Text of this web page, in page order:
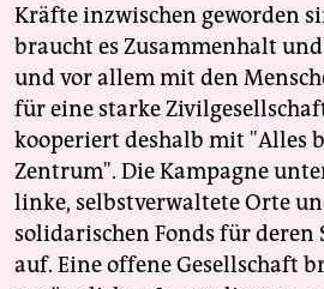
Kräfte inzwischen geworden
braucht es Zusammenhalt
und vor allem mit den
für eine starke
kooperiert deshalb mit "Alles
Zentrum". Die Kampagne
linke, selbstverwaltete Orte
solidarischen Fonds für deren
auf. Eine offene Gesellschaft